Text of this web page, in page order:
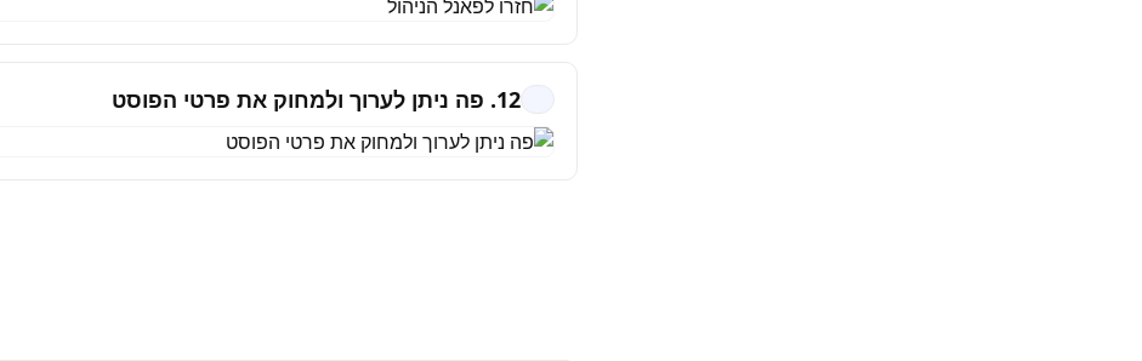
12. פה ניתן לערוך ולמחוק את פרטי הפוסט